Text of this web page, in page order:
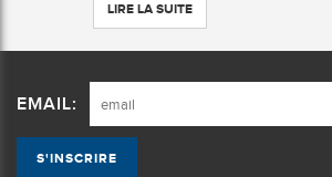
LIRE LA SUITE
EMAIL: